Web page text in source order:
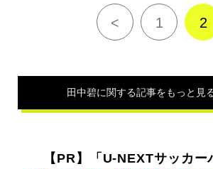
< 1 2
田中碧に関する記事をもっと見
【PR】「U-NEXTサッカー